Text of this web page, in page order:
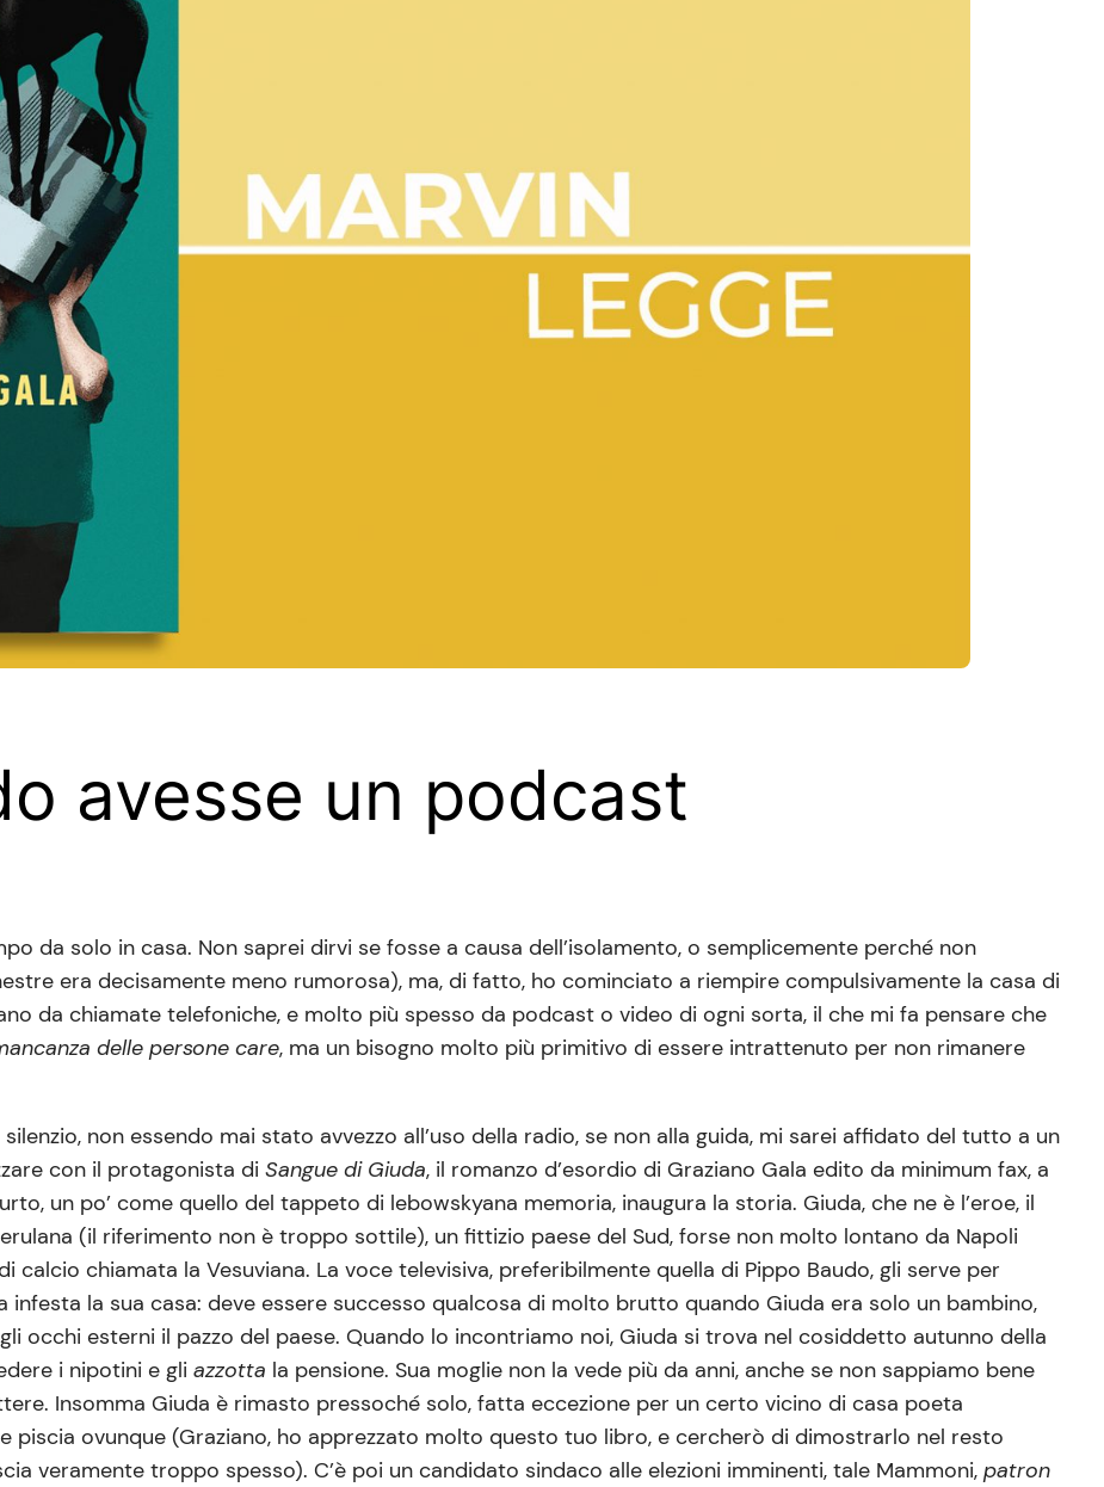
avesse un podcast
da solo in casa. Non saprei dirvi se fosse a causa dell’isolamento, o semplicemente perché non
era decisamente meno rumorosa), ma, di fatto, ho cominciato a riempire compulsivamente la casa di
da chiamate telefoniche, e molto più spesso da podcast o video di ogni sorta, il che mi fa pensare che
delle persone care, ma un bisogno molto più primitivo di essere intrattenuto per non rimanere
non essendo mai stato avvezzo all’uso della radio, se non alla guida, mi sarei affidato del tutto a un
con il protagonista di Sangue di Giuda, il romanzo d’esordio di Graziano Gala edito da minimum fax, a
un po’ come quello del tappeto di lebowskyana memoria, inaugura la storia. Giuda, che ne è l’eroe, il
(il riferimento non è troppo sottile), un fittizio paese del Sud, forse non molto lontano da Napoli
chiamata la Vesuviana. La voce televisiva, preferibilmente quella di Pippo Baudo, gli serve per
la sua casa: deve essere successo qualcosa di molto brutto quando Giuda era solo un bambino,
occhi esterni il pazzo del paese. Quando lo incontriamo noi, Giuda si trova nel cosiddetto autunno della
i nipotini e gli azzotta la pensione. Sua moglie non la vede più da anni, anche se non sappiamo bene
Insomma Giuda è rimasto pressoché solo, fatta eccezione per un certo vicino di casa poeta
piscia ovunque (Graziano, ho apprezzato molto questo tuo libro, e cercherò di dimostrarlo nel resto
veramente troppo spesso). C’è poi un candidato sindaco alle elezioni imminenti, tale Mammoni, patron